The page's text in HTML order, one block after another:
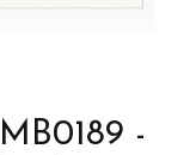
-